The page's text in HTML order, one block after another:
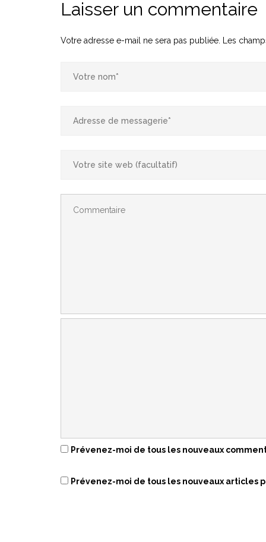
Laisser un commentaire
Votre adresse e-mail ne sera pas publiée. Les
Prévenez-moi de tous les nouveaux
Prévenez-moi de tous les nouveaux articles